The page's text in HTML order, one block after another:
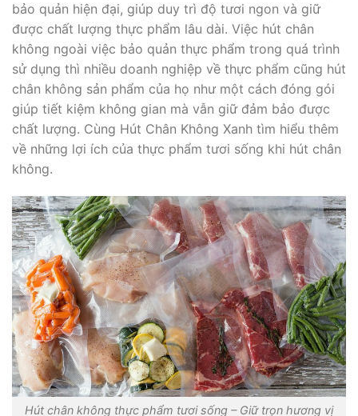
bảo quản hiện đại, giúp duy trì độ tươi ngon và giữ
được chất lượng thực phẩm lâu dài. Việc hút chân
không ngoài việc bảo quản thực phẩm trong quá trình
sử dụng thì nhiều doanh nghiệp về thực phẩm cũng hút
chân không sản phẩm của họ như một cách đóng gói
giúp tiết kiệm không gian mà vẫn giữ đảm bảo được
chất lượng. Cùng Hút Chân Không Xanh tìm hiểu thêm
về những lợi ích của thực phẩm tươi sống khi hút chân
không.
Hút chân không thực phẩm tươi sống – Giữ trọn hương vị